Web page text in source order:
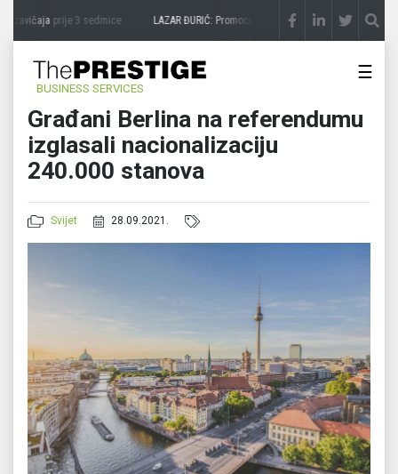
zavičajaprije 3 sedmice LAZAR ĐURIĆ: Promocija potencijal pretvara u destinaciju
BUSINESS SERVICES
☰
Građani Berlina na referendumu
izglasali nacionalizaciju
240.000 stanova
Svijet 28.09.2021.